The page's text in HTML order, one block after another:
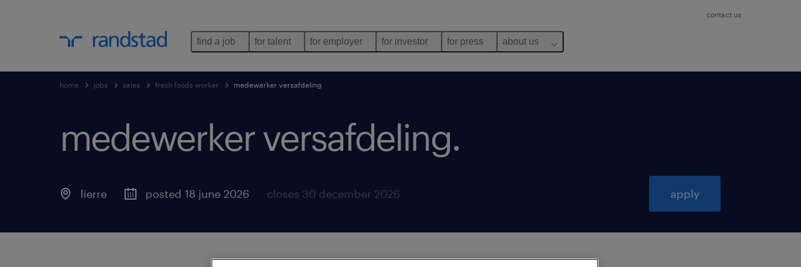
contact us
find a job for talent for employer for investor for press about us
home jobs sales fresh foods worker medewerker versafdeling
medewerker versafdeling.
lierre posted 18 june 2026 closes 30 december 2026 apply